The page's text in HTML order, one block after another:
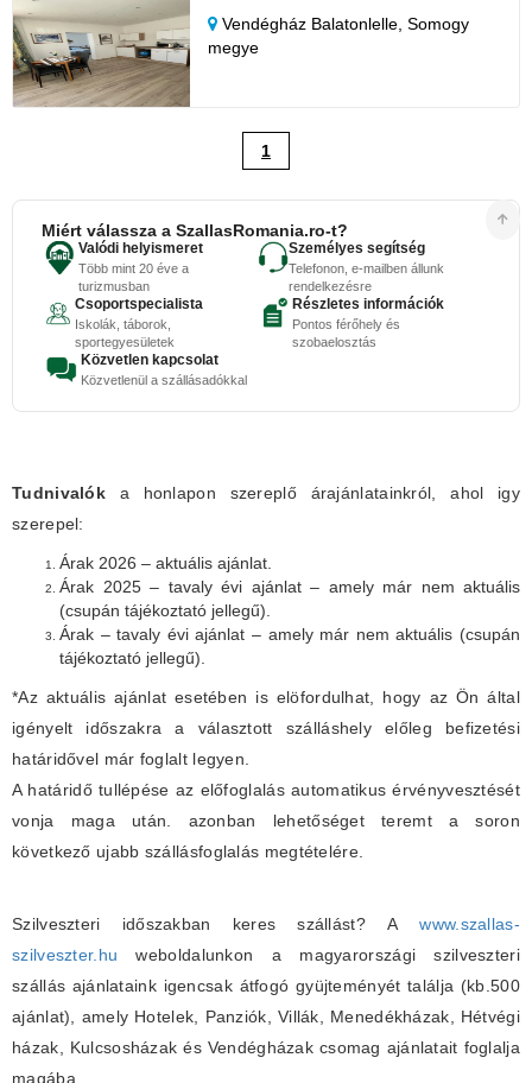
Vendégház Balatonlelle,Somogy
megye
1
Miért válassza a SzallasRomania.ro-t?
Valódi helyismeret
Több mint 20 éve a
turizmusban
Személyes segítség
Telefonon, e-mailben állunk
rendelkezésre
Csoportspecialista
Iskolák, táborok,
sportegyesületek
Részletes információk
Pontos férőhely és
szobaelosztás
Közvetlen kapcsolat
Közvetlenül a szállásadókkal
Tudnivalók a honlapon szereplő árajánlatainkról, ahol igy
szerepel:
Árak 2026 – aktuális ajánlat.
Árak 2025 – tavaly évi ajánlat – amely már nem aktuális
(csupán tájékoztató jellegű).
Árak – tavaly évi ajánlat – amely már nem aktuális (csupán
tájékoztató jellegű).
*Az aktuális ajánlat esetében is elöfordulhat, hogy az Ön által
igényelt időszakra a választott szálláshely előleg befizetési
határidővel már foglalt legyen.
A határidő tullépése az előfoglalás automatikus érvényvesztését
vonja maga után. azonban lehetőséget teremt a soron
következő ujabb szállásfoglalás megtételére.
Szilveszteri időszakban keres szállást? Awww.szallas-
szilveszter.hu weboldalunkon a magyarországi szilveszteri
szállás ajánlataink igencsak átfogó gyüjteményét találja (kb.500
ajánlat), amely Hotelek, Panziók, Villák, Menedékházak, Hétvégi
házak, Kulcsosházak és Vendégházak csomag ajánlatait foglalja
magába.